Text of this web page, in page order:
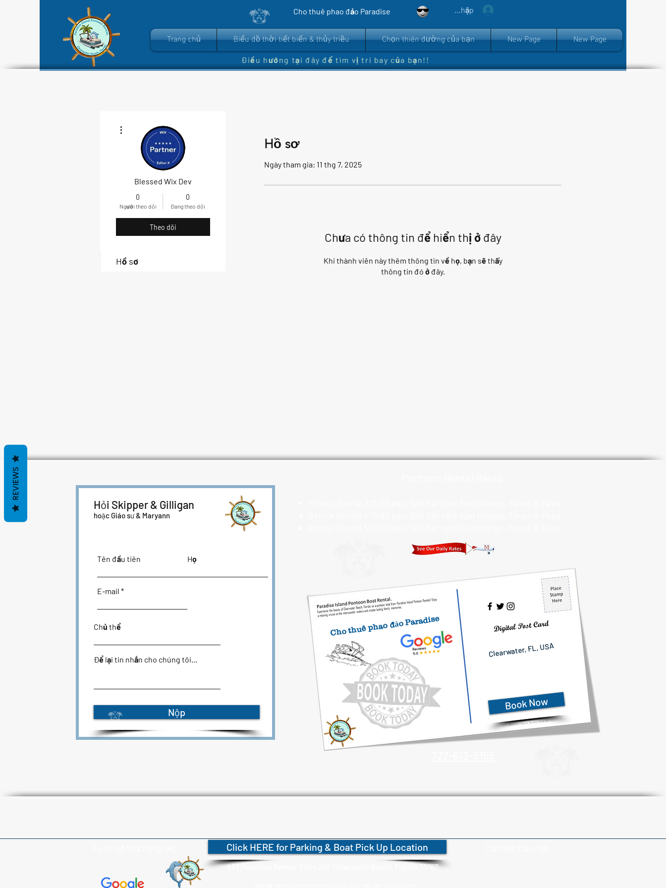
Cho thuê phao đảo Paradise
Điều hướng tại đây để tìm vị trí bay của bạn!!
Trang chủ Biểu đồ thời tiết biển & thủy triều Chọn thiên đường của bạn New Page New Page
Đăng nhập
Hồ sơ
Ngày tham gia: 11 thg 7, 2025
Chưa có thông tin để hiển thị ở đây
Khi thành viên này thêm thông tin về họ, bạn sẽ thấy
thông tin đó ở đây.
Blessed Wix Dev
0
Người theo dõi
0
Đang theo dõi
Theo dõi
Hồ sơ
Hỏi Skipper & Gilligan
hoặc Giáo sư & Maryann
Tên đầu tiên Họ
E-mail
Chủ thể
Để lại tin nhắn cho chúng tôi...
Nộp
Cho thuê phao đảo Paradise
Clearwater, FL, USA
Book Now
Click HERE for Parking & Boat Pick Up Location
483 Mandalay Avenue Suite 208 Clearwater Beach, Florida 33767
REVIEWS